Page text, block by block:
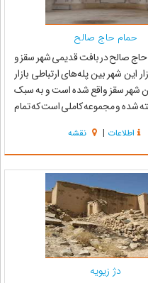
حمام حاج صالح
صالح در بافت قدیمی شهر سقز و
این شهر بین پله‌های ارتباطی بازار
شهر سقز واقع شده است و به سبک
شده و مجموعه کاملی است که تمام
حمام را داراست. این حمام شامل
همچون بینه، سربینه، گرم
خل...
اطلاعات | نقشه
دژ زیویه